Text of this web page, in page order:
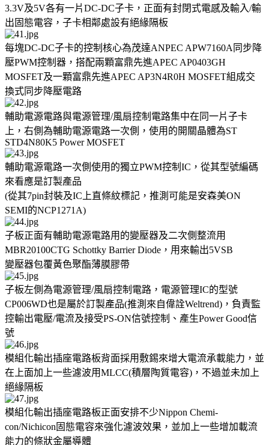
3.3V及5V各有一片DC-DC子卡，正面有封閉式電感及輸入/輸
出固態電容，子卡相鄰處設有絕緣隔板
每塊DC-DC子卡的控制核心為茂達ANPEC APW7160A同步降
壓PWM控制器，搭配兩顆富鼎先進APEC AP0403GH
MOSFET及一顆富鼎先進APEC AP3N4R0H MOSFET組成交
換式同步降壓電路
輔助電源電路與電源管理/風扇控制電路集中在同一片子卡
上，右側為輔助電源電路一次側，使用的開關晶體為ST
STD4N80K5 Power MOSFET
輔助電源電路一次側使用的獨立PWM控制IC，從其型號編碼
來看應是訂製產品
(從其7pin封裝及IC上直條紋標記，推測可能是安森美ON
SEMI的NCP1271A)
子板正面有輔助電源電路用的變壓器及二次側整流用
MBR20100CTG Schottky Barrier Diode，用來輸出5VSB
變壓器包覆黃色聚酯薄膜膠帶
子板左側為電源管理/風扇控制電路，電源管理IC的型號
CP006WD也是屬於訂製產品(推測來自偉詮Weltrend)，負責監
控輸出電壓/電流及接受PS-ON信號控制、產生Power Good信
號
模組化輸出插座電路板背面採用敷錫來增大電流承載能力，並
在上面加上一些濾波用MLCC(積層陶質電容)，不過並未加上
絕緣隔板
模組化輸出插座電路板正面安排不少Nippon Chemi-
con/Nichicon固態電容來強化濾波效果，並加上一些增加載流
能力的條狀金屬導體